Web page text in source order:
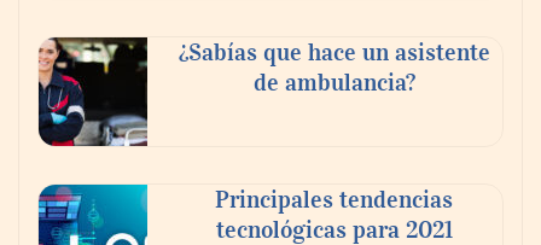
Reforestando con el Corazón regresa a
Sierra de Guadalupe
La cartera vencida hipotecaria aumenta al
doble de velocidad que la cartera sana en
¿Sabías que hace un asistente
de ambulancia?
Principales tendencias
tecnológicas para 2021